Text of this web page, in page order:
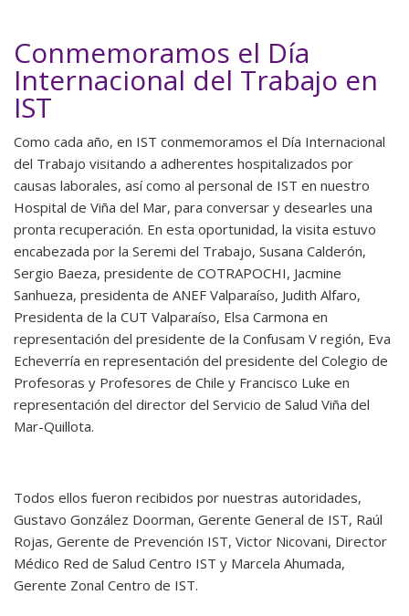
Conmemoramos el Día
Internacional del Trabajo en
IST
Como cada año, en IST conmemoramos el Día Internacional
del Trabajo visitando a adherentes hospitalizados por
causas laborales, así como al personal de IST en nuestro
Hospital de Viña del Mar, para conversar y desearles una
pronta recuperación. En esta oportunidad, la visita estuvo
encabezada por la Seremi del Trabajo, Susana Calderón,
Sergio Baeza, presidente de COTRAPOCHI, Jacmine
Sanhueza, presidenta de ANEF Valparaíso, Judith Alfaro,
Presidenta de la CUT Valparaíso, Elsa Carmona en
representación del presidente de la Confusam V región, Eva
Echeverría en representación del presidente del Colegio de
Profesoras y Profesores de Chile y Francisco Luke en
representación del director del Servicio de Salud Viña del
Mar-Quillota.
Todos ellos fueron recibidos por nuestras autoridades,
Gustavo González Doorman, Gerente General de IST, Raúl
Rojas, Gerente de Prevención IST, Victor Nicovani, Director
Médico Red de Salud Centro IST y Marcela Ahumada,
Gerente Zonal Centro de IST.